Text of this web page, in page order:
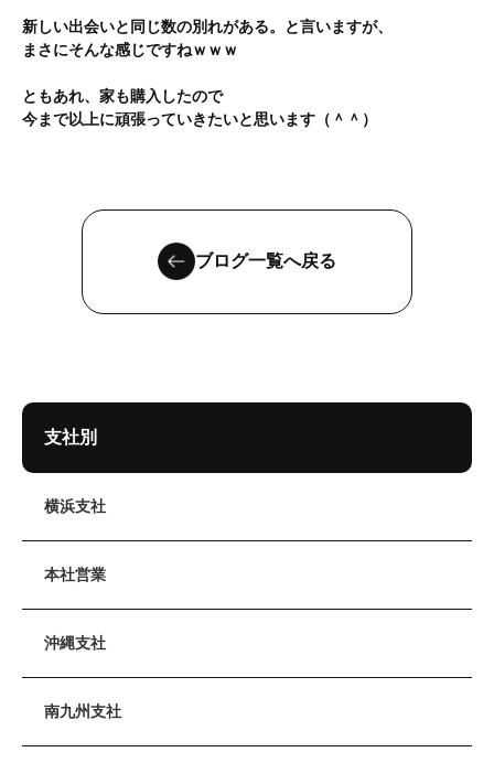
新しい出会いと同じ数の別れがある。と言いますが、
まさにそんな感じですねｗｗｗ
ともあれ、家も購入したので
今まで以上に頑張っていきたいと思います（＾＾）
ブログ一覧へ戻る
支社別
横浜支社
本社営業
沖縄支社
南九州支社